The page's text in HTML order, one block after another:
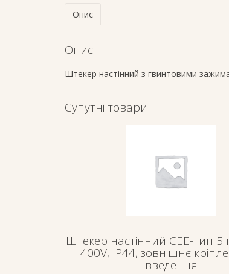
Опис
Опис
Штекер настінний з гвинтовими
Супутні товари
Штекер настінний СЕЕ-тип 5
400V, IP44, зовнішнє
введення